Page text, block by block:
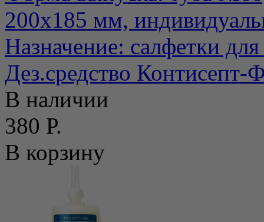
200х185 мм,
Назначение: салфетки
Дез.средство Контисепт-
В наличии
380 Р.
В корзину